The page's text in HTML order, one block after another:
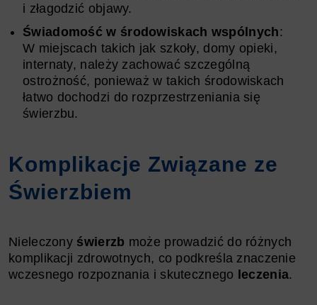
i złagodzić objawy.
Świadomość w środowiskach wspólnych:
W miejscach takich jak szkoły, domy opieki,
internaty, należy zachować szczególną
ostrożność, ponieważ w takich środowiskach
łatwo dochodzi do rozprzestrzeniania się
świerzbu.
Komplikacje Związane ze
Świerzbiem
Nieleczony świerzb może prowadzić do różnych
komplikacji zdrowotnych, co podkreśla znaczenie
wczesnego rozpoznania i skutecznego leczenia.